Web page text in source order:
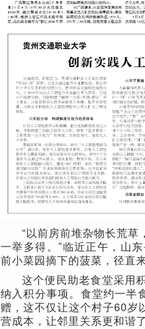
“以前房前堆杂物长荒
一举多得。”临近正午，山
前小菜园摘下的菠菜，径直
这个便民助老食堂采用
纳入积分事项。食堂约一半
赠，这不仅让这个村子60岁
营成本，让邻里关系更和谐